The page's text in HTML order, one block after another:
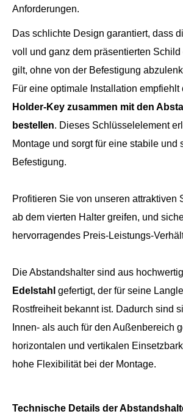
Anforderungen.
Das schlichte Design garantiert, dass
voll und ganz dem präsentierten
gilt, ohne von der Befestigung
Für eine optimale Installation empfiehlt
Holder-Key zusammen mit den
bestellen. Dieses Schlüsselelement
Montage und sorgt für eine stabile und
Befestigung.
Profitieren Sie von unseren attraktiven
ab dem vierten Halter greifen, und
hervorragendes Preis-Leistungs-
Die Abstandshalter sind aus
Edelstahl gefertigt, der für seine
Rostfreiheit bekannt ist. Dadurch sind
Innen- als auch für den Außenbereich
horizontalen und vertikalen
hohe Flexibilität bei der Montage.
Technische Details der